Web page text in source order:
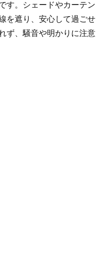
す。シェードやカーテン
を遮り、安心して過ごせ
ず、騒音や明かりに注意